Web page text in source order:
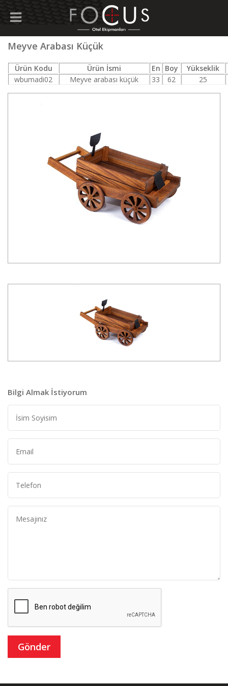
Meyve Arabası Küçük
Ürün Kodu Ürün İsmi En Boy
Yükseklik
wbumadi02
Meyve arabası küçük 33 62 25
Bilgi Almak İstiyorum